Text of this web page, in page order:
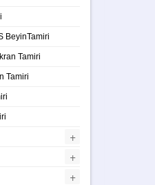
BeyinTamiri
Tamiri
Tamiri
+
+
+